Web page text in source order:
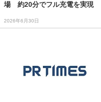
場 約20分でフル充電を実現
2026年6月30日